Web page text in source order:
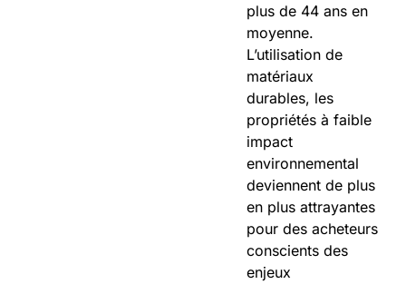
plus de 44 ans en
moyenne.
L’utilisation de
matériaux
durables, les
propriétés à faible
impact
environnemental
deviennent de plus
en plus attrayantes
pour des acheteurs
conscients des
enjeux